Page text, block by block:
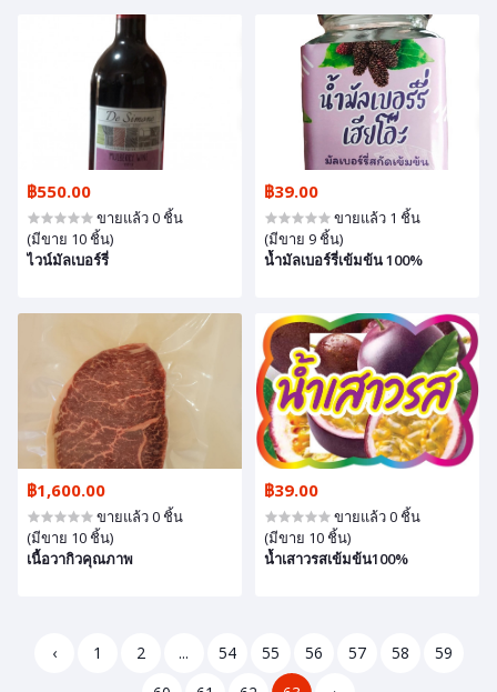
฿550.00
ขายแล้ว 0 ชิ้น
(มีขาย 10 ชิ้น)
ไวน์มัลเบอร์รี่
฿39.00
ขายแล้ว 1 ชิ้น
(มีขาย 9 ชิ้น)
น้ำมัลเบอร์รี่เข้มข้น 100%
฿1,600.00
ขายแล้ว 0 ชิ้น
(มีขาย 10 ชิ้น)
เนื้อวากิวคุณภาพ
฿39.00
ขายแล้ว 0 ชิ้น
(มีขาย 10 ชิ้น)
น้ำเสาวรสเข้มข้น100%
‹ 1 2 ... 54 55 56 57 58
59